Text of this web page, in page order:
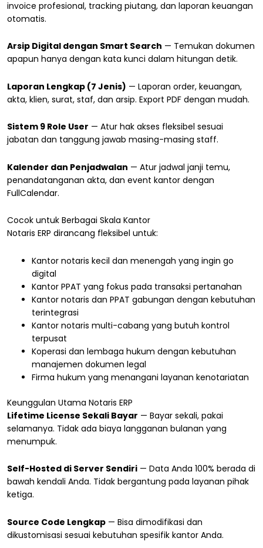
invoice profesional, tracking piutang, dan laporan keuangan
otomatis.
Arsip Digital dengan Smart Search — Temukan dokumen
apapun hanya dengan kata kunci dalam hitungan detik.
Laporan Lengkap (7 Jenis) — Laporan order, keuangan,
akta, klien, surat, staf, dan arsip. Export PDF dengan mudah.
Sistem 9 Role User — Atur hak akses fleksibel sesuai
jabatan dan tanggung jawab masing-masing staff.
Kalender dan Penjadwalan — Atur jadwal janji temu,
penandatanganan akta, dan event kantor dengan
FullCalendar.
Cocok untuk Berbagai Skala Kantor
Notaris ERP dirancang fleksibel untuk:
Kantor notaris kecil dan menengah yang ingin go
digital
Kantor PPAT yang fokus pada transaksi pertanahan
Kantor notaris dan PPAT gabungan dengan kebutuhan
terintegrasi
Kantor notaris multi-cabang yang butuh kontrol
terpusat
Koperasi dan lembaga hukum dengan kebutuhan
manajemen dokumen legal
Firma hukum yang menangani layanan kenotariatan
Keunggulan Utama Notaris ERP
Lifetime License Sekali Bayar — Bayar sekali, pakai
selamanya. Tidak ada biaya langganan bulanan yang
menumpuk.
Self-Hosted di Server Sendiri — Data Anda 100% berada di
bawah kendali Anda. Tidak bergantung pada layanan pihak
ketiga.
Source Code Lengkap — Bisa dimodifikasi dan
dikustomisasi sesuai kebutuhan spesifik kantor Anda.